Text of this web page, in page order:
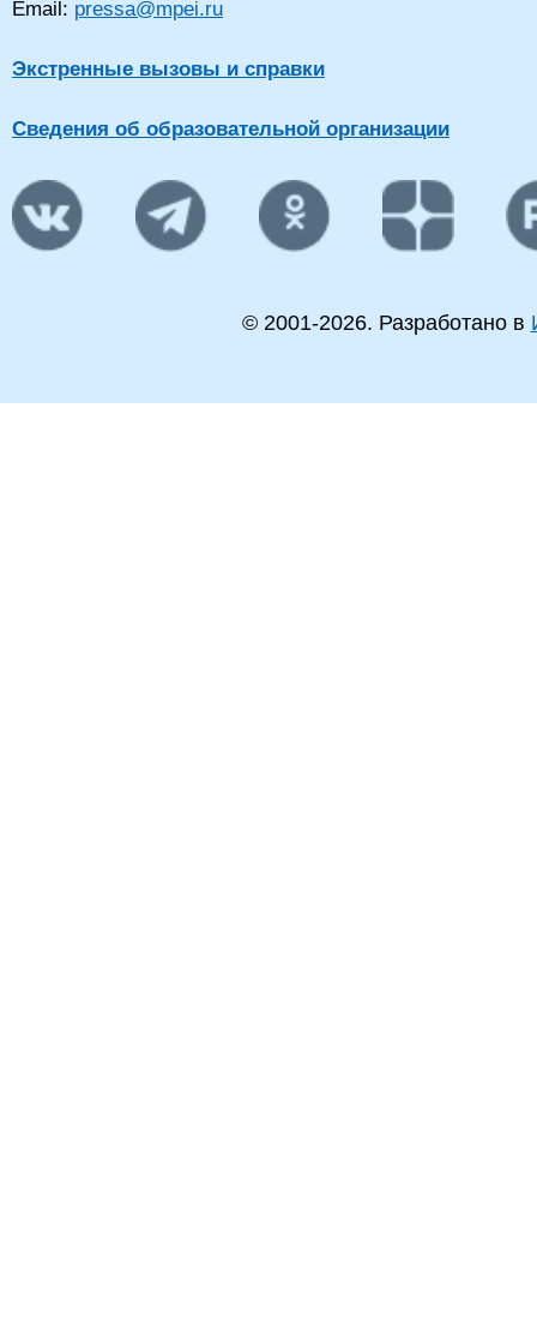
Email: pressa@mpei.ru
Экстренные вызовы и справки
Сведения об образовательной организации
© 2001-2026. Разработано в